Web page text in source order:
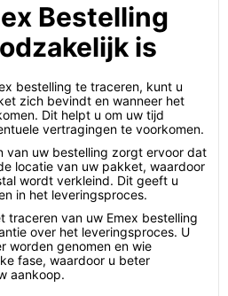
Bestelling
is
bestelling te traceren, kunt u
zich bevindt en wanneer het
Dit helpt u om uw tijd
vertragingen te voorkomen.
van uw bestelling zorgt ervoor dat
locatie van uw pakket, waardoor
wordt verkleind. Dit geeft u
in het leveringsproces.
traceren van uw Emex bestelling
over het leveringsproces. U
worden genomen en wie
fase, waardoor u beter
aankoop.